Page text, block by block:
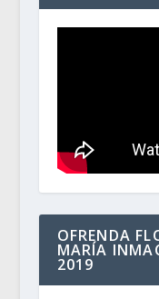
OFRENDA
MARÍA
2019